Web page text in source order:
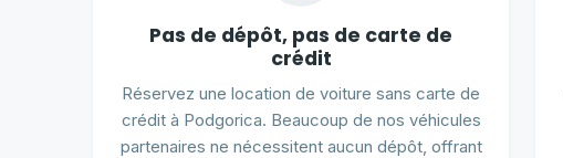
Pas de dépôt, pas de carte de
crédit
Réservez une location de voiture sans carte de
crédit à Podgorica. Beaucoup de nos véhicules
partenaires ne nécessitent aucun dépôt, offrant